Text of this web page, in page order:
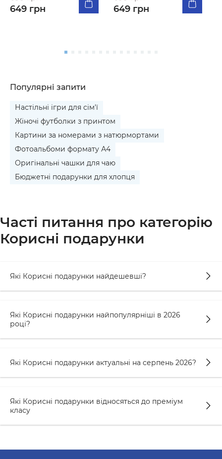
649 грн 649 грн
Популярні запити
Настільні ігри для сім'ї
Жіночі футболки з принтом
Картини за номерами з натюрмортами
Фотоальбоми формату А4
Оригінальні чашки для чаю
Бюджетні подарунки для хлопця
Часті питання про категорію
Корисні подарунки
Які Корисні подарунки найдешевші?
Які Корисні подарунки найпопулярніші в 2026
році?
Які Корисні подарунки актуальні на серпень 2026?
Які Корисні подарунки відносяться до преміум
класу